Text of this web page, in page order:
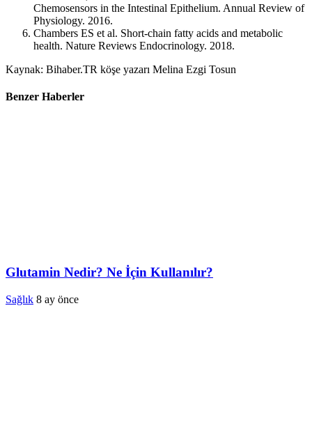
Chemosensors in the Intestinal Epithelium. Annual Review of
Physiology. 2016.
Chambers ES et al. Short-chain fatty acids and metabolic
health. Nature Reviews Endocrinology. 2018.
Kaynak: Bihaber.TR köşe yazarı Melina Ezgi Tosun
Benzer Haberler
Glutamin Nedir? Ne İçin Kullanılır?
Sağlık 8 ay önce